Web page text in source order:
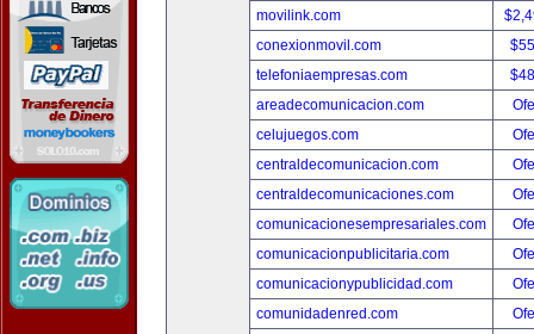
movilink.com
conexionmovil.com
telefoniaempresas.com
areadecomunicacion.com
celujuegos.com
centraldecomunicacion.com
centraldecomunicaciones.com
comunicacionesempresariales.com
comunicacionpublicitaria.com
comunicacionypublicidad.com
comunidadenred.com